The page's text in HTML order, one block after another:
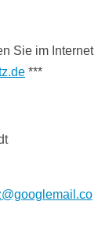
Sie im Internet
***